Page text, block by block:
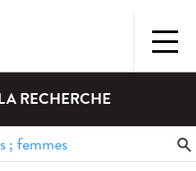
RECHERCHE